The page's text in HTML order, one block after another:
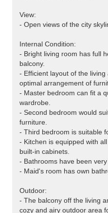
View:
- Open views of the city
Internal Condition:
- Bright living room has full
balcony.
- Efficient layout of the
optimal arrangement of
- Master bedroom can fit a
wardrobe.
- Second bedroom would
furniture.
- Third bedroom is suitable
- Kitchen is equipped with
built-in cabinets.
- Bathrooms have been
- Maid's room has own
Outdoor:
- The balcony off the living
cozy and airy outdoor area